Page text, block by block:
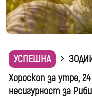
УСПЕШНА
Хороскоп за утре,
несигурност за